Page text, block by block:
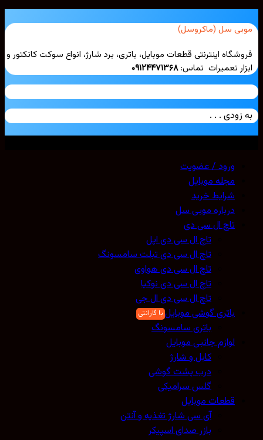
سل (ماکروسل)
اینترنتی قطعات موبایل، باتری، برد شارژ، انواع سوکت کانکتور و
تعمیرات تماس:۰۹۱۲۴۴۷۱۳۶۸
زودی . . .
ورود / عضویت
مجله موبایل
شرایط خرید
درباره موبی سل
تاچ ال سی دی
تاچ ال سی دی اپل
تاچ ال سی دی تبلت سامسونگ
تاچ ال سی دی هواوی
تاچ ال سی دی نوکیا
تاچ ال سی دی ال جی
باتری گوشی موبایل
باتری سامسونگ
لوازم جانبی موبایل
کابل و شارژ
درب پشت گوشی
گلس سرامیکی
قطعات موبایل
آی سی شارژ تغذیه و آنتن
بازر صدای اسپیکر